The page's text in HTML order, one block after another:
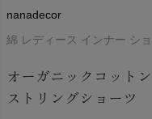
nanadecor
綿 レディース インナー シ
オーガニックコット
ストリングショーツ